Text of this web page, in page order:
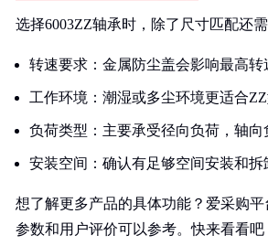
选择6003ZZ轴承时，除了尺寸匹配还需
转速要求：金属防尘盖会影响最高转
工作环境：潮湿或多尘环境更适合
负荷类型：主要承受径向负荷，轴向
安装空间：确认有足够空间安装和拆
想了解更多产品的具体功能？爱采购
参数和用户评价可以参考。快来看看吧